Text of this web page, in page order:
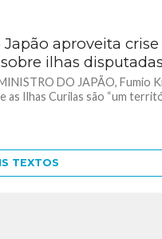
aproveita
ilhas
DO JAPÃO, Fumio
as Ilhas Curilas são “um
TEXTOS